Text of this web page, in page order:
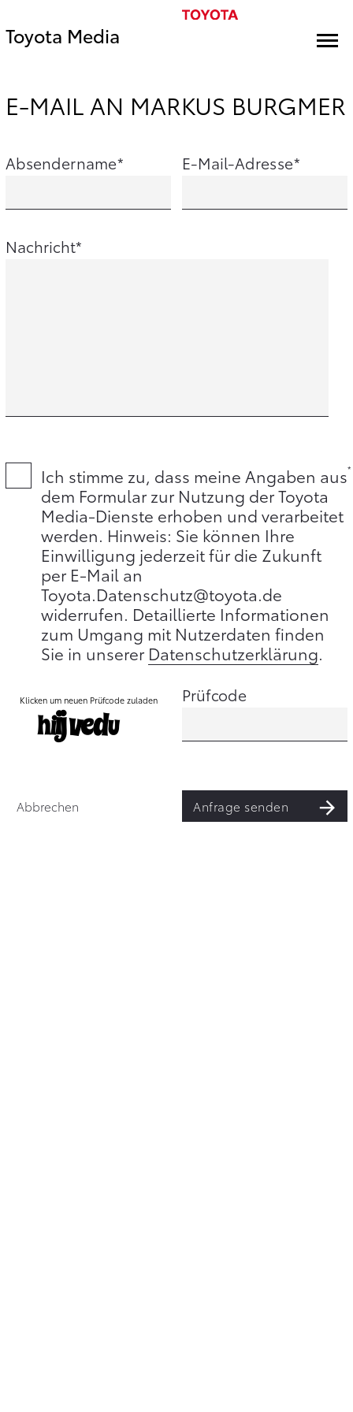
Toyota Media
E-MAIL AN MARKUS BURGMER
Absendername E-Mail-Adresse
Nachricht
Ich stimme zu, dass meine Angaben aus
dem Formular zur Nutzung der Toyota
Media-Dienste erhoben und verarbeitet
werden. Hinweis: Sie können Ihre
Einwilligung jederzeit für die Zukunft
per E-Mail an
Toyota.Datenschutz@toyota.de
widerrufen. Detaillierte Informationen
zum Umgang mit Nutzerdaten finden
Sie in unserer Datenschutzerklärung.
Klicken um neuen Prüfcode zuladen Prüfcode
Abbrechen Anfrage senden